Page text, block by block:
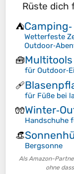
Rüste dich
⛺
Wetterfeste
🧰
für
🩹
für Füße bei
🧤
Handschuhe
👒
Bergsonne
Als Amazon-
ohne